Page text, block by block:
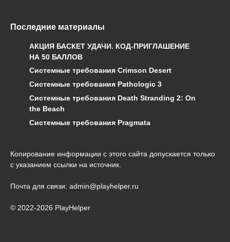
Последние материалы
АКЦИЯ БАСКЕТ УДАЧИ. КОД-ПРИГЛАШЕНИЕ
НА 50 БАЛЛОВ
Системные требования Crimson Desert
Системные требования Pathologic 3
Системные требования Death Stranding 2: On
the Beach
Системные требования Pragmata
Копирование информации с этого сайта допускается только
с указанием ссылки на источник.
Почта для связи: admin@playhelper.ru
© 2022-2026 PlayHelper